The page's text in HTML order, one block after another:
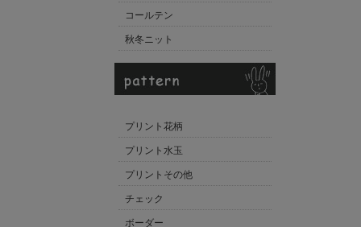
コールテン
秋冬ニット
プリント花柄
プリント水玉
プリントその他
チェック
ボーダー